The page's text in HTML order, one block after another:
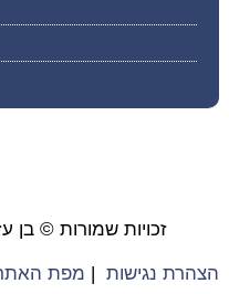
זכויות שמורות © בן
הצהרת נגישות| מפת